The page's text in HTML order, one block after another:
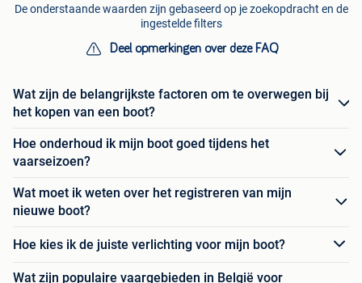
De onderstaande waarden zijn gebaseerd op je zoekopdracht en de
ingestelde filters
Deel opmerkingen over deze FAQ
Wat zijn de belangrijkste factoren om te overwegen bij
het kopen van een boot?
Hoe onderhoud ik mijn boot goed tijdens het
vaarseizoen?
Wat moet ik weten over het registreren van mijn
nieuwe boot?
Hoe kies ik de juiste verlichting voor mijn boot?
Wat zijn populaire vaargebieden in België voor